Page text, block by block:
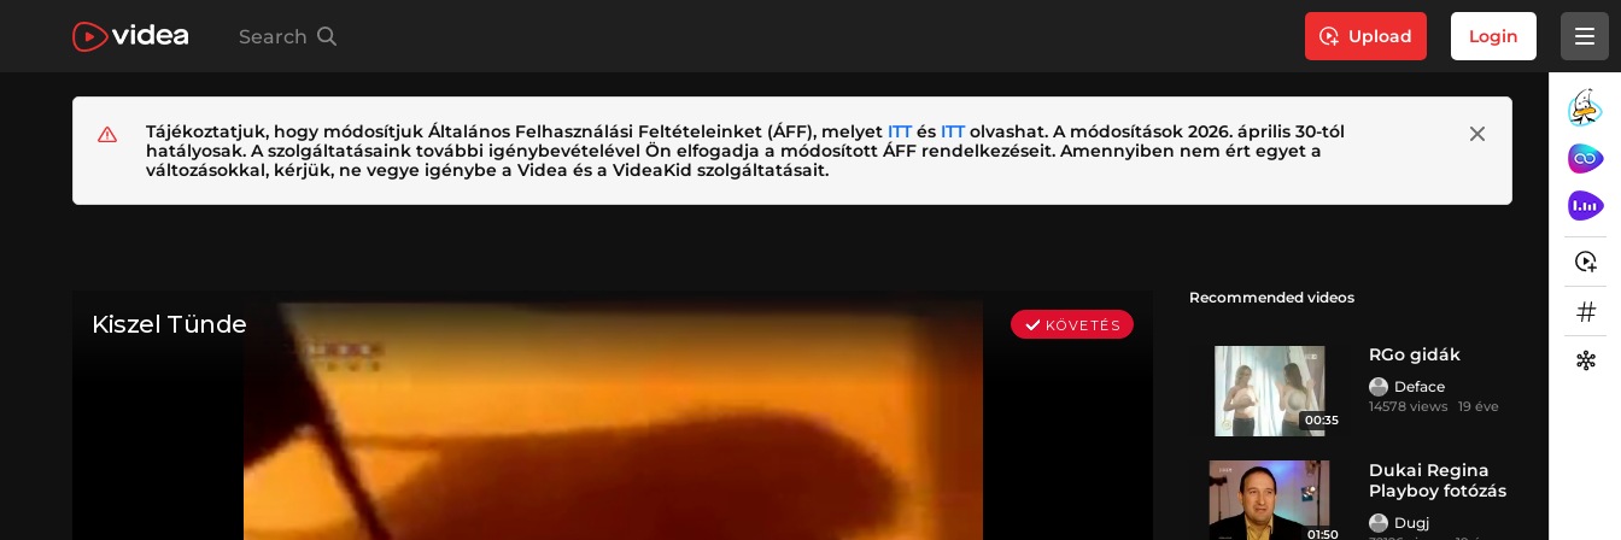
Search Upload Login
Tájékoztatjuk, hogy módosítjuk Általános Felhasználási Feltételeinket (ÁFF), melyet ITTés ITTolvashat. A módosítások 2026. április 30-tól
hatályosak. A szolgáltatásaink további igénybevételével Ön elfogadja a módosított ÁFF rendelkezéseit. Amennyiben nem ért egyet a
változásokkal, kérjük, ne vegye igénybe a Videa és a VideaKid szolgáltatásait.
Recommended videos
00:35
RGo gidák
Deface
14578 views 19 éve
01:50
Dukai Regina
Playboy fotózás
Dugj